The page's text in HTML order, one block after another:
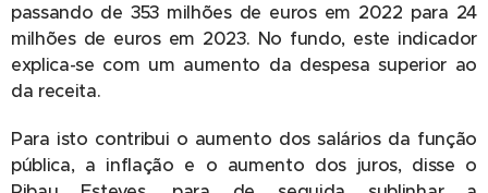
passando de 353 milhões de euros em 2022 para 24
milhões de euros em 2023. No fundo, este indicador
explica-se com um aumento da despesa superior ao
da receita.
Para isto contribui o aumento dos salários da função
pública, a inflação e o aumento dos juros, disse o